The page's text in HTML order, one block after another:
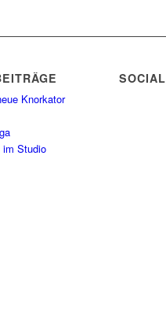
Knorkator
im Studio
SOCIAL